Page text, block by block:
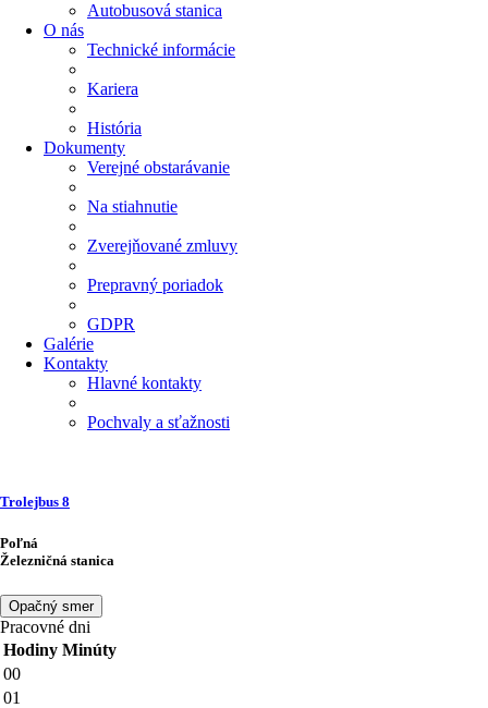
Autobusová stanica
O nás
Technické informácie
Kariera
História
Dokumenty
Verejné obstarávanie
Na stiahnutie
Zverejňované zmluvy
Prepravný poriadok
GDPR
Galérie
Kontakty
Hlavné kontakty
Pochvaly a sťažnosti
Trolejbus 8
Poľná
Železničná stanica
Opačný smer
Pracovné dni
Hodiny Minúty
00
01